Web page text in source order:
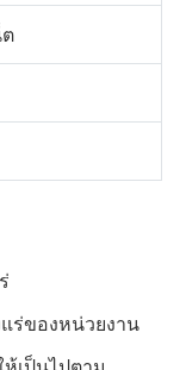
ร่ของหน่วยงาน